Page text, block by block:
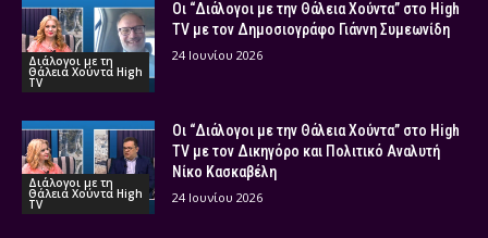
Διάλογοι με τη
Θάλεια Χούντα High
TV
Οι “Διάλογοι με την Θάλεια Χούντα” στο High
TV με τον Δημοσιογράφο Γιάννη Συμεωνίδη
24 Ιουνίου 2026
Διάλογοι με τη
Θάλεια Χούντα High
TV
Οι “Διάλογοι με την Θάλεια Χούντα” στο High
TV με τον Δικηγόρο και Πολιτικό Αναλυτή
Νίκο Κασκαβέλη
24 Ιουνίου 2026